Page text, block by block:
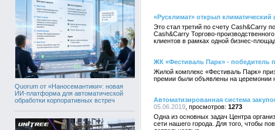
Quorum от «Наносемантики»: новая
ИИ-платформа для автоматической
обработки корпоративных встреч
«Русклимат» открыл климатический
Это стал третий по счету Cash&Carry
Cash&Carry Торгово-
клиентов в рамках одной бизнес-
ЖК «Фестиваль Парк» - победитель
Жилой комплекс «Фестиваль Парк»
премии были объявлены на церемонии
Автоматизированная система
05.06.2019
1273
Одна из основных задач Центра
сети нашего города. Для того, чтобы